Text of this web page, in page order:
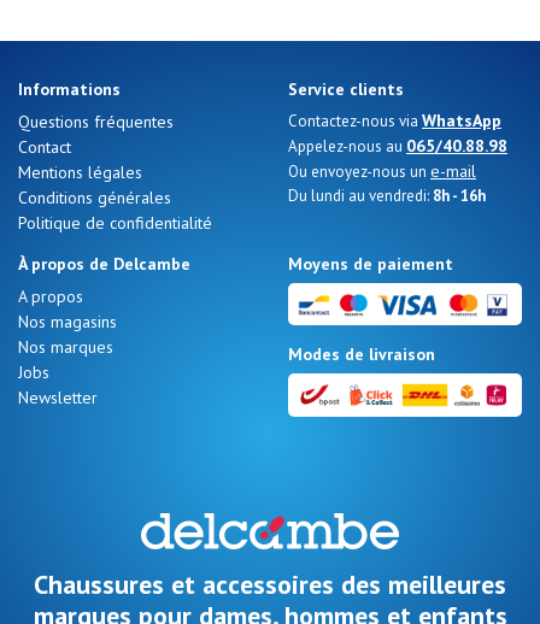
Informations
Questions fréquentes
Contact
Mentions légales
Conditions générales
Politique de confidentialité
Service clients
Contactez-nous via WhatsApp
Appelez-nous au 065/40.88.98
Ou envoyez-nous un e-mail
Du lundi au vendredi: 8h - 16h
À propos de Delcambe
A propos
Nos magasins
Nos marques
Jobs
Newsletter
Moyens de paiement
Modes de livraison
Chaussures et accessoires des meilleures
marques pour dames, hommes et enfants